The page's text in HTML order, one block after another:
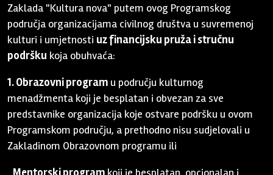
Zaklada "Kultura nova" putem ovog Programskog
područja organizacijama civilnog društva u suvremenoj
kulturi i umjetnosti uz financijsku pruža i stručnu
podršku koja obuhvaća:
1. Obrazovni program u području kulturnog
menadžmenta koji je besplatan i obvezan za sve
predstavnike organizacija koje ostvare podršku u ovom
Programskom području, a prethodno nisu sudjelovali u
Zakladinom Obrazovnom programu ili
Mentorski program koji je besplatan, opcionalan i